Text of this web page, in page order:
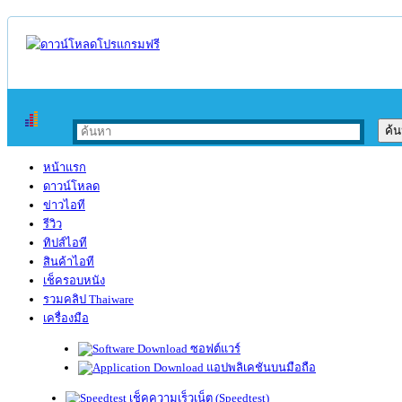
หน้าแรก
ดาวน์โหลด
ข่าวไอที
รีวิว
ทิปส์ไอที
สินค้าไอที
เช็ครอบหนัง
รวมคลิป Thaiware
เครื่องมือ
ซอฟต์แวร์
แอปพลิเคชันบนมือถือ
เช็คความเร็วเน็ต (Speedtest)